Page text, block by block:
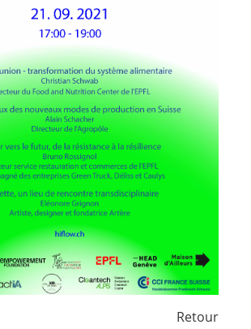
Retour